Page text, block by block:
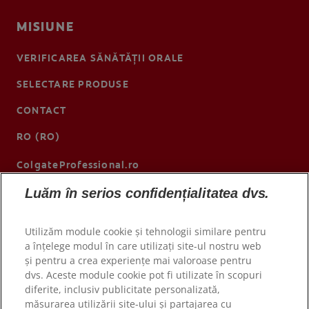
MISIUNE
VERIFICAREA SĂNĂTĂȚII ORALE
SELECTARE PRODUSE
CONTACT
RO (RO)
ColgateProfessional.ro
Luăm în serios confidențialitatea dvs.
Utilizăm module cookie și tehnologii similare pentru
a înțelege modul în care utilizați site-ul nostru web
și pentru a crea experiențe mai valoroase pentru
dvs. Aceste module cookie pot fi utilizate în scopuri
diferite, inclusiv publicitate personalizată,
măsurarea utilizării site-ului și partajarea cu